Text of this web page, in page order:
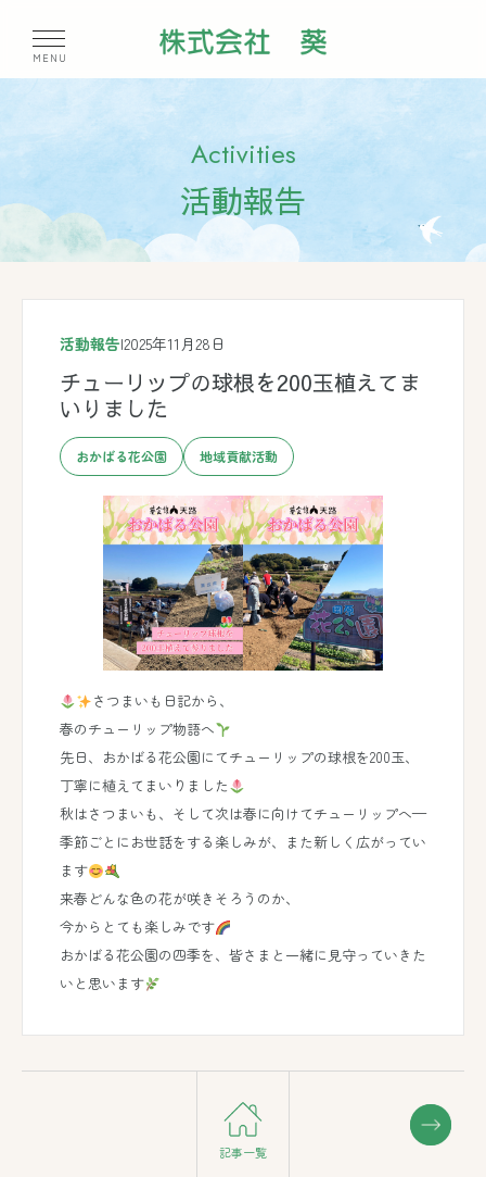
Activities
活動報告
活動報告|2025年11月28日
チューリップの球根を200玉植えてま
いりました
おかばる花公園 地域貢献活動
さつまいも日記から、
春のチューリップ物語へ
先日、おかばる花公園にてチューリップの球根を200玉、
丁寧に植えてまいりました
秋はさつまいも、そして次は春に向けてチューリップへ—
季節ごとにお世話をする楽しみが、また新しく広がってい
ます
来春どんな色の花が咲きそろうのか、
今からとても楽しみです
おかばる花公園の四季を、皆さまと一緒に見守っていきた
いと思います
記事一覧